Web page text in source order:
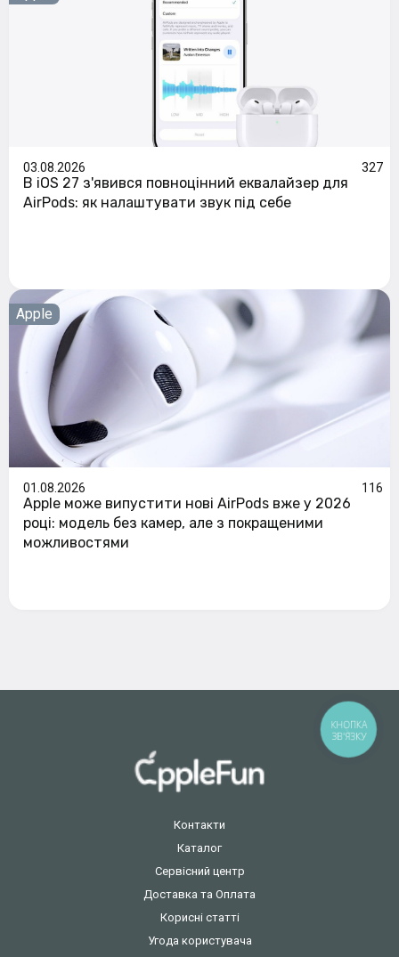
03.08.2026 327
В iOS 27 з'явився повноцінний еквалайзер для
AirPods: як налаштувати звук під себе
Apple
01.08.2026 116
Apple може випустити нові AirPods вже у 2026
році: модель без камер, але з покращеними
можливостями
Контакти
Каталог
Сервісний центр
Доставка та Оплата
Корисні статті
Угода користувача
КНОПКА
ЗВ'ЯЗКУ